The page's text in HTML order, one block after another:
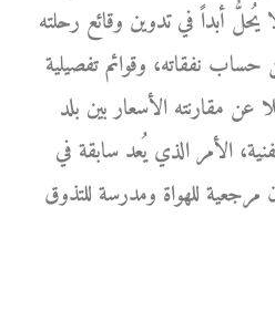
أبداً في تدوين وقائع رحلته
حساب نفقاته، وقوائم تفصيلية
عن مقارنته الأسعار بين بلد
الأمر الذي يُعد سابقة في
للهواة ومدرسة للتذوق